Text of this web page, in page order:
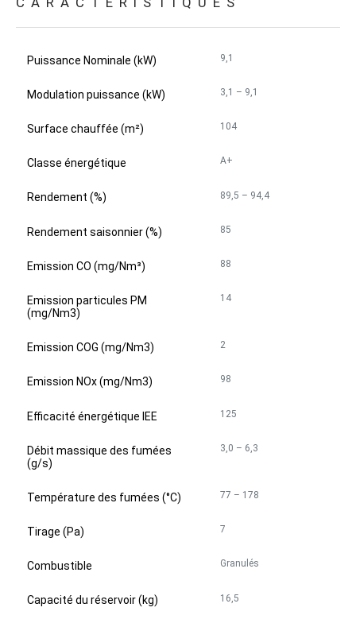
Puissance Nominale (kW) 9,1
Modulation puissance (kW) 3,1 – 9,1
Surface chauffée (m²) 104
Classe énergétique A+
Rendement (%) 89,5 – 94,4
Rendement saisonnier (%) 85
Emission CO (mg/Nm³) 88
Emission particules PM
(mg/Nm3)
14
Emission COG (mg/Nm3) 2
Emission NOx (mg/Nm3) 98
Efficacité énergétique IEE 125
Débit massique des fumées
(g/s)
3,0 – 6,3
Température des fumées (°C) 77 – 178
Tirage (Pa) 7
Combustible Granulés
Capacité du réservoir (kg) 16,5